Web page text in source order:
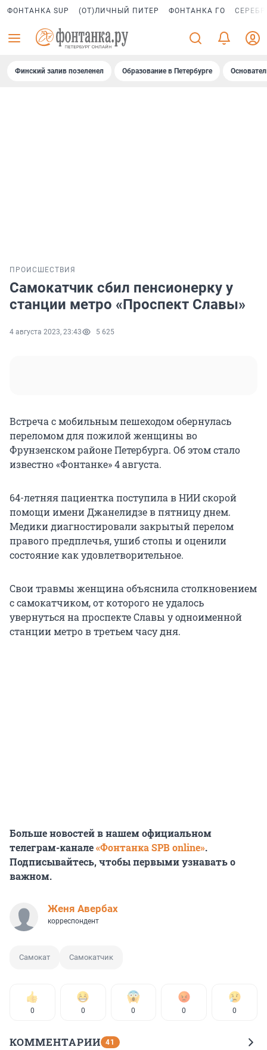
ФОНТАНКА SUP (ОТ)ЛИЧНЫЙ ПИТЕР ФОНТАНКА ГО
Финский залив позеленел Образование в Петербурге
ПРОИСШЕСТВИЯ
Самокатчик сбил пенсионерку у
станции метро «Проспект Славы»
4 августа 2023, 23:43 5 625
Встреча с мобильным пешеходом обернулась
переломом для пожилой женщины во
Фрунзенском районе Петербурга. Об этом стало
известно «Фонтанке» 4 августа.
64-летняя пациентка поступила в НИИ скорой
помощи имени Джанелидзе в пятницу днем.
Медики диагностировали закрытый перелом
правого предплечья, ушиб стопы и оценили
состояние как удовлетворительное.
Свои травмы женщина объяснила столкновением
с самокатчиком, от которого не удалось
увернуться на проспекте Славы у одноименной
станции метро в третьем часу дня.
Больше новостей в нашем официальном
телеграм-канале«Фонтанка SPB online».
Подписывайтесь, чтобы первыми узнавать о
важном.
Женя Авербах
корреспондент
Самокат Самокатчик
0 0 0 0 0
КОММЕНТАРИИ 41